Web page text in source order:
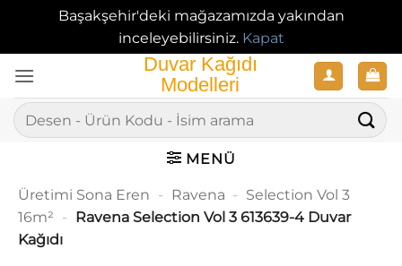
Başakşehir'deki mağazamızda yakından
inceleyebilirsiniz. Kapat
atla
Ara:
MENÜ
Üretimi Sona Eren - Ravena - Selection Vol 3
16m² - Ravena Selection Vol 3 613639-4 Duvar
Kağıdı